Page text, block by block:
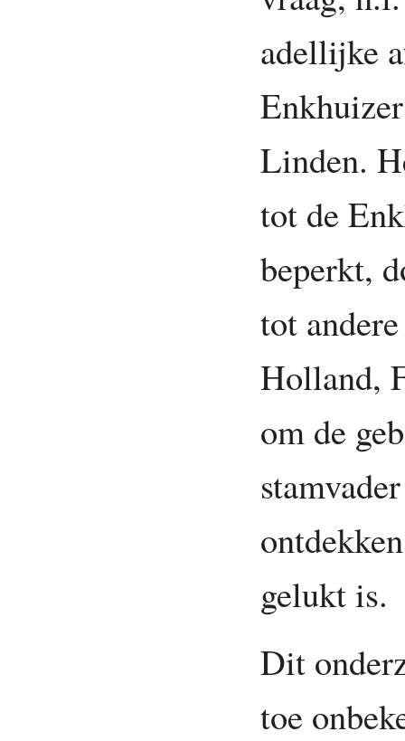
adellijke
Linden.
tot de
beperkt,
tot
Holland,
om de
gelukt is.
Dit
toe